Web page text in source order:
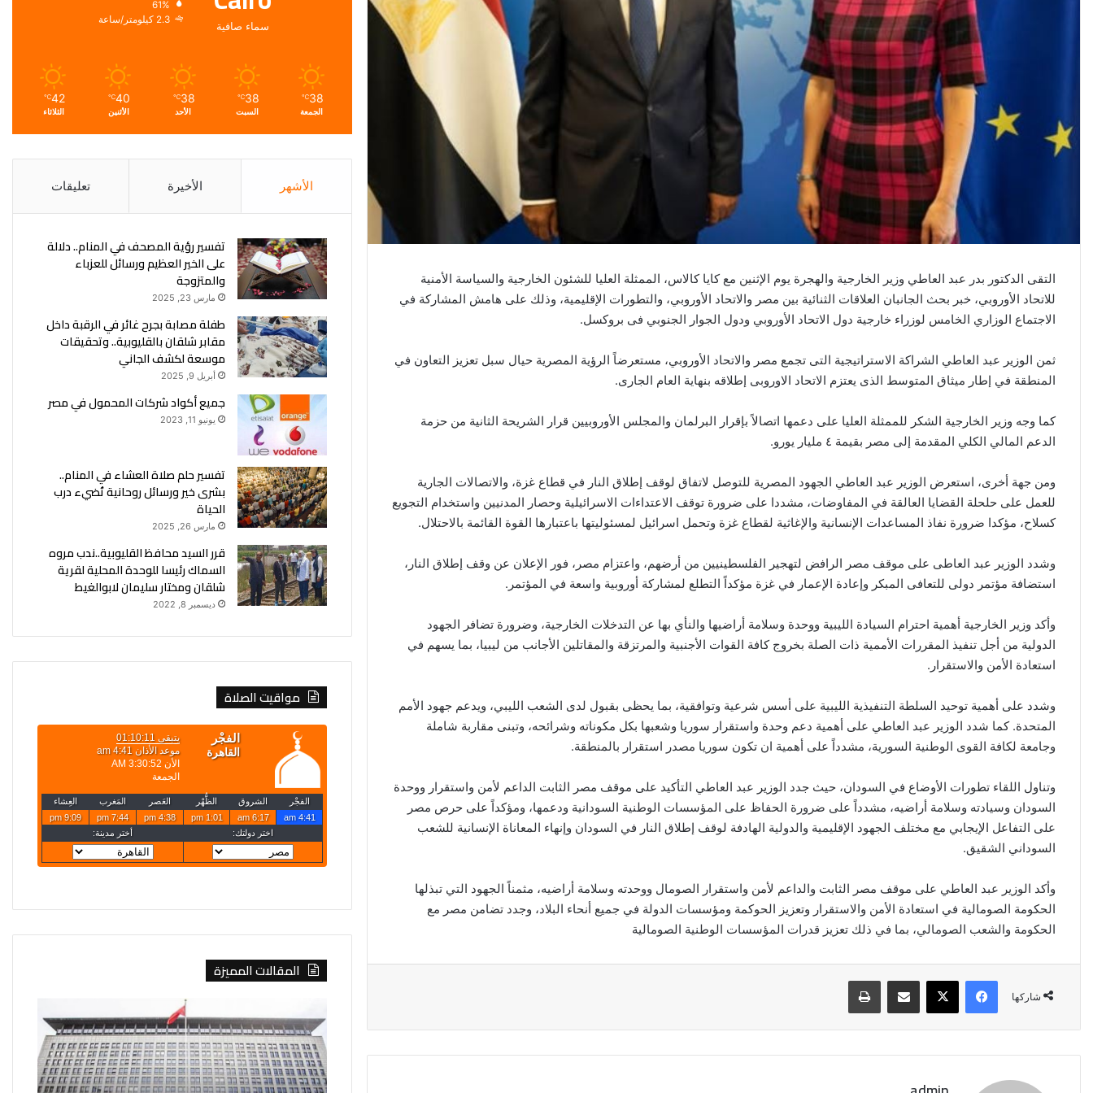
التقى الدكتور بدر عبد العاطي وزير الخارجية والهجرة يوم الإثنين مع كايا كالاس، الممثلة العليا للشئون الخارجية والسياسة الأمنية
للاتحاد الأوروبي، خبر بحث الجانبان العلاقات الثنائية بين مصر والاتحاد الأوروبي، والتطورات الإقليمية، وذلك على هامش المشاركة في
الاجتماع الوزاري الخامس لوزراء خارجية دول الاتحاد الأوروبي ودول الجوار الجنوبي فى بروكسل.
ثمن الوزير عبد العاطي الشراكة الاستراتيجية التى تجمع مصر والاتحاد الأوروبي، مستعرضاً الرؤية المصرية حيال سبل تعزيز التعاون في
المنطقة في إطار ميثاق المتوسط الذى يعتزم الاتحاد الاوروبى إطلاقه بنهاية العام الجارى.
كما وجه وزير الخارجية الشكر للممثلة العليا على دعمها اتصالاً بإقرار البرلمان والمجلس الأوروبيين قرار الشريحة الثانية من حزمة
الدعم المالي الكلي المقدمة إلى مصر بقيمة ٤ مليار يورو.
ومن جهة أخرى، استعرض الوزير عبد العاطي الجهود المصرية للتوصل لاتفاق لوقف إطلاق النار في قطاع غزة، والاتصالات الجارية
للعمل على حلحلة القضايا العالقة في المفاوضات، مشددا على ضرورة توقف الاعتداءات الاسرائيلية وحصار المدنيين واستخدام التجويع
كسلاح، مؤكدا ضرورة نفاذ المساعدات الإنسانية والإغاثية لقطاع غزة وتحمل اسرائيل لمسئوليتها باعتبارها القوة القائمة بالاحتلال.
وشدد الوزير عبد العاطى على موقف مصر الرافض لتهجير الفلسطينيين من أرضهم، واعتزام مصر، فور الإعلان عن وقف إطلاق النار،
استضافة مؤتمر دولى للتعافى المبكر وإعادة الإعمار في غزة مؤكداً التطلع لمشاركة أوروبية واسعة في المؤتمر.
وأكد وزير الخارجية أهمية احترام السيادة الليبية ووحدة وسلامة أراضيها والنأي بها عن التدخلات الخارجية، وضرورة تضافر الجهود
الدولية من أجل تنفيذ المقررات الأممية ذات الصلة بخروج كافة القوات الأجنبية والمرتزقة والمقاتلين الأجانب من ليبيا، بما يسهم في
استعادة الأمن والاستقرار.
وشدد على أهمية توحيد السلطة التنفيذية الليبية على أسس شرعية وتوافقية، بما يحظى بقبول لدى الشعب الليبي، ويدعم جهود الأمم
المتحدة. كما شدد الوزير عبد العاطي على أهمية دعم وحدة واستقرار سوريا وشعبها بكل مكوناته وشرائحه، وتبنى مقاربة شاملة
وجامعة لكافة القوى الوطنية السورية، مشدداً على أهمية ان تكون سوريا مصدر استقرار بالمنطقة.
وتناول اللقاء تطورات الأوضاع في السودان، حيث جدد الوزير عبد العاطي التأكيد على موقف مصر الثابت الداعم لأمن واستقرار ووحدة
السودان وسيادته وسلامة أراضيه، مشدداً على ضرورة الحفاظ على المؤسسات الوطنية السودانية ودعمها، ومؤكداً على حرص مصر
على التفاعل الإيجابي مع مختلف الجهود الإقليمية والدولية الهادفة لوقف إطلاق النار في السودان وإنهاء المعاناة الإنسانية للشعب
السوداني الشقيق.
وأكد الوزير عبد العاطي على موقف مصر الثابت والداعم لأمن واستقرار الصومال ووحدته وسلامة أراضيه، مثمناً الجهود التي تبذلها
الحكومة الصومالية في استعادة الأمن والاستقرار وتعزيز الحوكمة ومؤسسات الدولة في جميع أنحاء البلاد، وجدد تضامن مصر مع
الحكومة والشعب الصومالي، بما في ذلك تعزيز قدرات المؤسسات الوطنية الصومالية
شاركها
فيسبوك ‫X مشاركة عبر البريد طباعة
سماء صافية
61%
2.3 كيلومتر/ساعة
38
℃
الجمعة
38
℃
السبت
38
℃
الأحد
40
℃
الأثنين
42
℃
الثلاثاء
الأشهر الأخيرة تعليقات
تفسير رؤية المصحف في المنام.. دلالة
على الخير العظيم ورسائل للعزباء
والمتزوجة
مارس 23, 2025
طفلة مصابة بجرح غائر في الرقبة داخل
مقابر شلقان بالقليوبية.. وتحقيقات
موسعة لكشف الجاني
أبريل 9, 2025
جميع أكواد شركات المحمول في مصر
يونيو 11, 2023
تفسير حلم صلاة العشاء في المنام..
بشرى خير ورسائل روحانية تُضيء درب
الحياة
مارس 26, 2025
قرر السيد محافظ القليوبية..ندب مروه
السماك رئيسا للوحدة المحلية لقرية
شلقان ومختار سليمان لابوالغيط
ديسمبر 8, 2022
مواقيت الصلاة
المقالات المميزة
محافظة
لتحرك
مضادة
تعلن
قصف
4
سفن
تعيينات
جديدة